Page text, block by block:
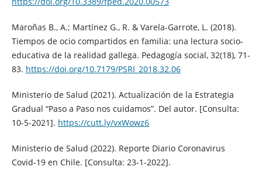
Maroñas B., A.; Martínez G., R. & Varela-Garrote, L. (2018).
Tiempos de ocio compartidos en familia: una lectura socio-
educativa de la realidad gallega. Pedagogía social, 32(18), 71-
83. https://doi.org/10.7179/PSRI_2018.32.06
Ministerio de Salud (2021). Actualización de la Estrategia
Gradual “Paso a Paso nos cuidamos”. Del autor. [Consulta:
10-5-2021]. https://cutt.ly/vxWowz6
Ministerio de Salud (2022). Reporte Diario Coronavirus
Covid-19 en Chile. [Consulta: 23-1-2022].